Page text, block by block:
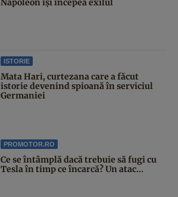
Napoleon îşi începea exilul
ISTORIE
Mata Hari, curtezana care a făcut
istorie devenind spioană în serviciul
Germaniei
PROMOTOR.RO
Ce se întâmplă dacă trebuie să fugi cu
Tesla în timp ce încarcă? Un atac...